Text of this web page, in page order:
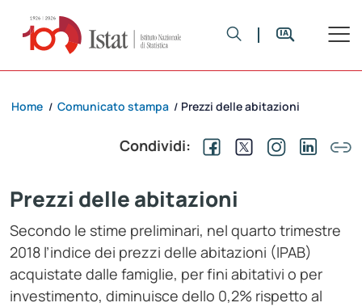
Home / Comunicato stampa / Prezzi delle abitazioni
Condividi:
Prezzi delle abitazioni
Secondo le stime preliminari, nel quarto trimestre
2018 l’indice dei prezzi delle abitazioni (IPAB)
acquistate dalle famiglie, per fini abitativi o per
investimento, diminuisce dello 0,2% rispetto al